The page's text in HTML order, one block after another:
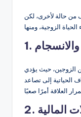
من حالة لأخرى، لكن
والانسجام
الزوجين، حيث يؤدي
الحياتية إلى تصاعد
المالية